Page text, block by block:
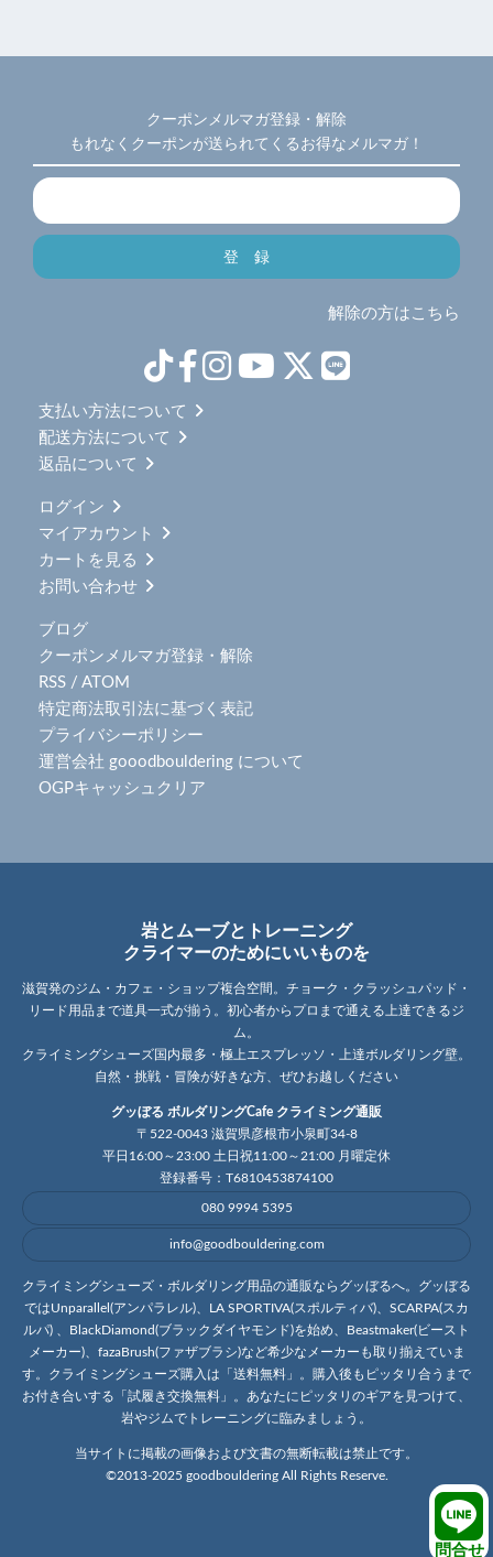
問合せ
クーポンメルマガ登録・解除
もれなくクーポンが送られてくるお得なメルマガ！
解除の方はこちら
支払い方法について
配送方法について
返品について
ログイン
マイアカウント
カートを見る
お問い合わせ
ブログ
クーポンメルマガ登録・解除
RSS / ATOM
特定商法取引法に基づく表記
プライバシーポリシー
運営会社 gooodbouldering について
OGPキャッシュクリア
岩とムーブとトレーニング
クライマーのためにいいものを
滋賀発のジム・カフェ・ショップ複合空間。チョーク・クラッシュパッド・
リード用品まで道具一式が揃う。初心者からプロまで通える上達できるジ
ム。
クライミングシューズ国内最多・極上エスプレッソ・上達ボルダリング壁。
自然・挑戦・冒険が好きな方、ぜひお越しください
グッぼる ボルダリングCafe クライミング通販
〒522-0043 滋賀県彦根市小泉町34-8
平日16:00～23:00 土日祝11:00～21:00 月曜定休
登録番号：T6810453874100
080 9994 5395
info@goodbouldering.com
クライミングシューズ・ボルダリング用品の通販ならグッぼるへ。グッぼる
ではUnparallel(アンパラレル)、LA SPORTIVA(スポルティバ)、SCARPA(スカ
ルパ) 、BlackDiamond(ブラックダイヤモンド)を始め、Beastmaker(ビースト
メーカー)、fazaBrush(ファザブラシ)など希少なメーカーも取り揃えていま
す。クライミングシューズ購入は「送料無料」。購入後もピッタリ合うまで
お付き合いする「試履き交換無料」。あなたにピッタリのギアを見つけて、
岩やジムでトレーニングに臨みましょう。
当サイトに掲載の画像および文書の無断転載は禁止です。
©2013-2025 goodbouldering All Rights Reserve.